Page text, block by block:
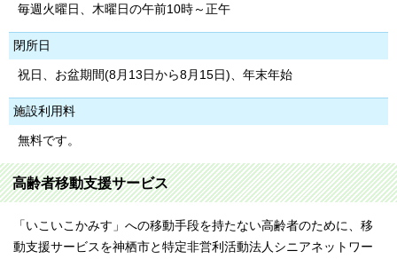
毎週火曜日、木曜日の午前10時～正午
閉所日
祝日、お盆期間(8月13日から8月15日)、年末年始
施設利用料
無料です。
高齢者移動支援サービス
「いこいこかみす」への移動手段を持たない高齢者のために、移
動支援サービスを神栖市と特定非営利活動法人シニアネットワー